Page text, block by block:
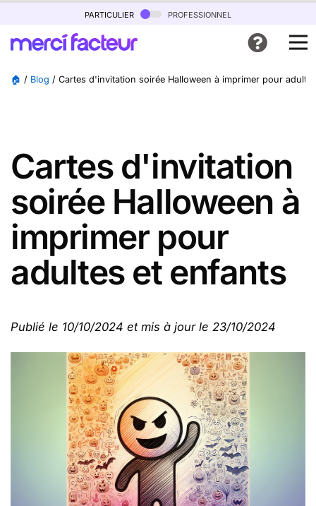
particulier professionnel
🏠 / Blog / Cartes d'invitation soirée Halloween à imprimer pour
Cartes d'invitation
soirée Halloween à
imprimer pour
adultes et enfants
Publié le 10/10/2024 et mis à jour le 23/10/2024